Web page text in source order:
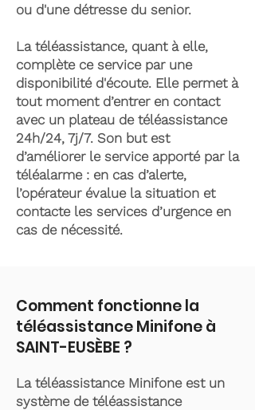
ou d'une détresse du senior.
La téléassistance, quant à elle,
complète ce service par une
disponibilité d'écoute. Elle permet à
tout moment d’entrer en contact
avec un plateau de téléassistance
24h/24, 7j/7. Son but est
d’améliorer le service apporté par la
téléalarme : en cas d’alerte,
l’opérateur évalue la situation et
contacte les services d’urgence en
cas de nécessité.
Comment fonctionne la
téléassistance Minifone à
SAINT-EUSÈBE ?
La téléassistance Minifone est un
système de téléassistance